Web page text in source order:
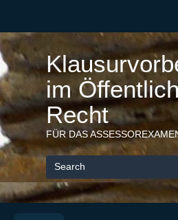
content
im
Recht
FÜR DAS
Search
for